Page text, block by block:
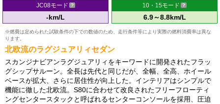
JC08モード
-km/L
10・15モード
6.9～8.8km/L
※燃費は定められた試験条件の下での数値のため、走行条件等により実際の燃料消費率は異な
ります。
北欧流のラグジュアリィセダン
スカンジナビアンラグジュアリィをキーワードに開発されたフラッ
グシップサルーン。全長は先代と同じだが、全幅、全高、ホイール
ベースが拡大、さらに居住性が向上した。インテリアはシンプルで
機能に徹した北欧流。S80に合わせて改良されたフリーフローティ
ングセンタースタックと呼ばれるセンターコンソールを採用、圧迫